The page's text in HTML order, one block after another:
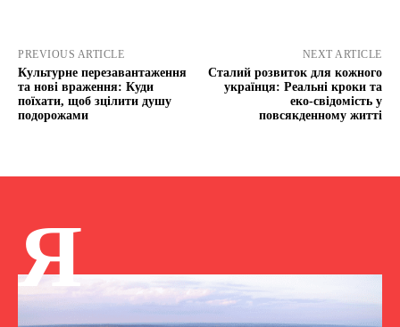
PREVIOUS ARTICLE
Культурне перезавантаження
та нові враження: Куди
поїхати, щоб зцілити душу
подорожами
NEXT ARTICLE
Сталий розвиток для кожного
українця: Реальні кроки та
еко-свідомість у
повсякденному житті
Я